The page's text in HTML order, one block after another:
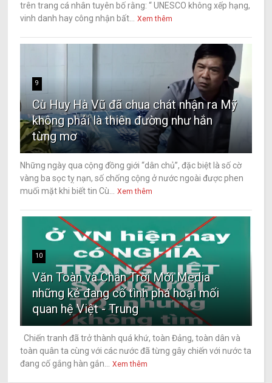
trên trang cá nhân tuyên bố rằng: “ UNESCO không xếp hạng,
vinh danh hay công nhận bất...
Xem thêm
9
Cù Huy Hà Vũ đã chua chát nhận ra Mỹ
không phải là thiên đường như hắn
từng mơ
Những ngày qua cộng đồng giới “dân chủ”, đặc biệt là số cờ
vàng ba sọc tỵ nạn, số chống cộng ở nước ngoài được phen
muối mặt khi biết tin Cù...
Xem thêm
10
Văn Toàn và Chân Trời Mới Media
những kẻ đang cố tình phá hoại mối
quan hệ Việt - Trung
Chiến tranh đã trở thành quá khứ, toàn Đảng, toàn dân và
toàn quân ta cùng với các nước đã từng gây chiến với nước ta
đang cố gắng hàn gắn...
Xem thêm